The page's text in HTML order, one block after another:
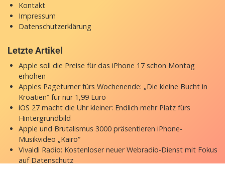
Kontakt
Impressum
Datenschutzerklärung
Letzte Artikel
Apple soll die Preise für das iPhone 17 schon Montag
erhöhen
Apples Pageturner fürs Wochenende: „Die kleine Bucht in
Kroatien“ für nur 1,99 Euro
iOS 27 macht die Uhr kleiner: Endlich mehr Platz fürs
Hintergrundbild
Apple und Brutalismus 3000 präsentieren iPhone-
Musikvideo „Kairo“
Vivaldi Radio: Kostenloser neuer Webradio-Dienst mit Fokus
auf Datenschutz